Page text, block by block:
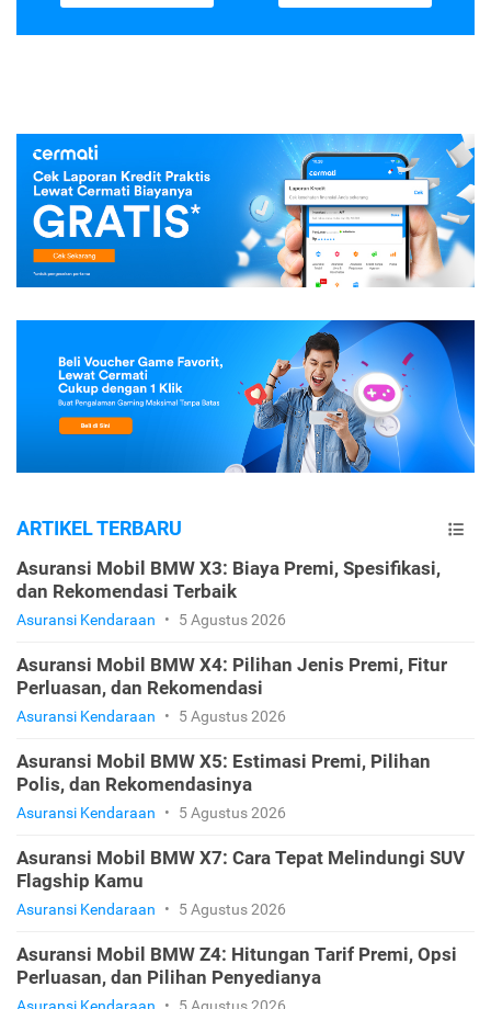
ARTIKEL TERBARU
Asuransi Mobil BMW X3: Biaya Premi, Spesifikasi,
dan Rekomendasi Terbaik
Asuransi Kendaraan • 5 Agustus 2026
Asuransi Mobil BMW X4: Pilihan Jenis Premi, Fitur
Perluasan, dan Rekomendasi
Asuransi Kendaraan • 5 Agustus 2026
Asuransi Mobil BMW X5: Estimasi Premi, Pilihan
Polis, dan Rekomendasinya
Asuransi Kendaraan • 5 Agustus 2026
Asuransi Mobil BMW X7: Cara Tepat Melindungi SUV
Flagship Kamu
Asuransi Kendaraan • 5 Agustus 2026
Asuransi Mobil BMW Z4: Hitungan Tarif Premi, Opsi
Perluasan, dan Pilihan Penyedianya
Asuransi Kendaraan • 5 Agustus 2026